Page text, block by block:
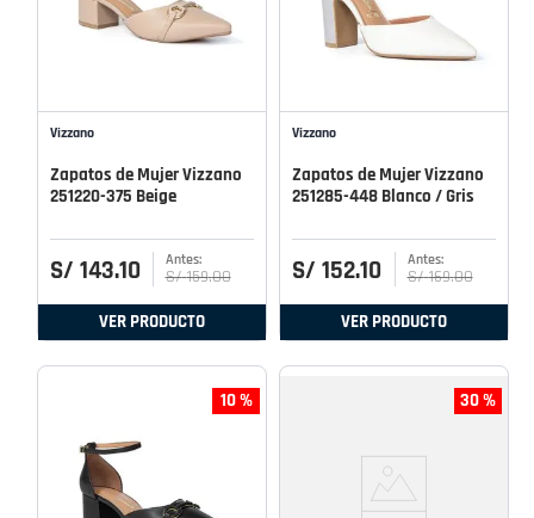
Vizzano
Zapatos de Mujer Vizzano
251220-375 Beige
S/ 143.10 S/ 159.00
VER PRODUCTO
Vizzano
Zapatos de Mujer Vizzano
251285-448 Blanco / Gris
S/ 152.10 S/ 169.00
VER PRODUCTO
10 % 30 %